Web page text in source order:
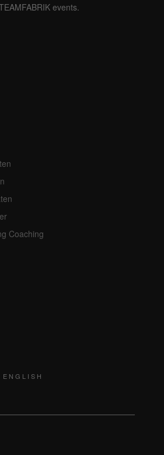
events.
Coaching